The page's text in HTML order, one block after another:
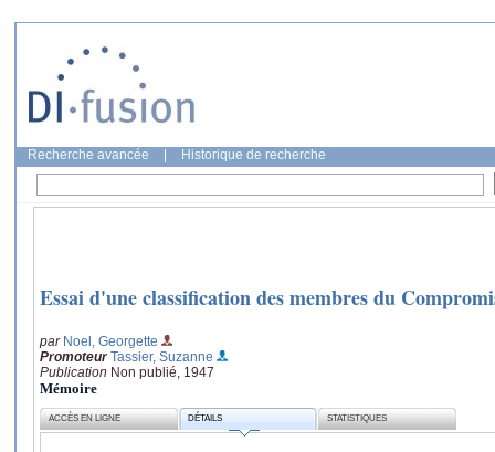
Recherche avancée Historique de recherche
Essai d'une classification des membres du
par Noel, Georgette
Promoteur Tassier, Suzanne
Publication Non publié, 1947
Mémoire
ACCÈS EN LIGNE DÉTAILS STATISTIQUES